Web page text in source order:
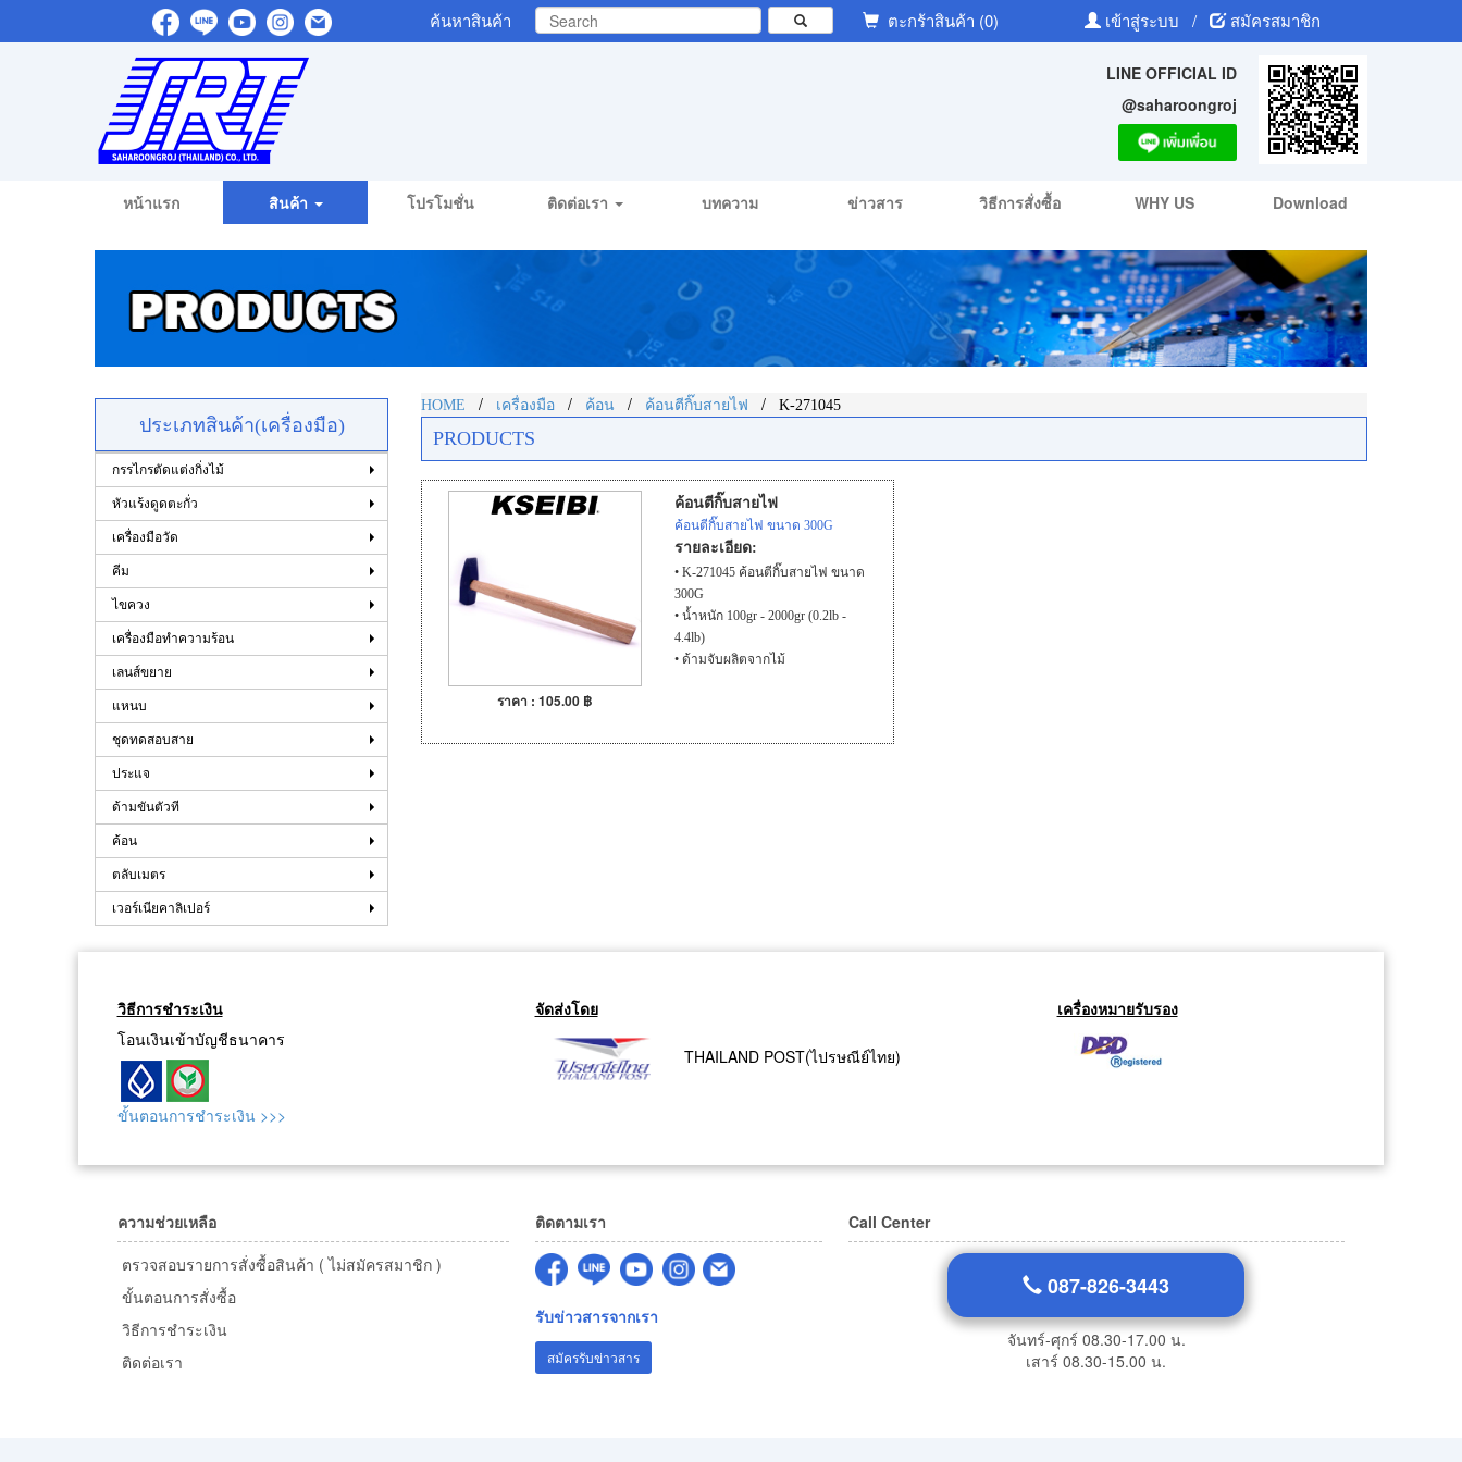
ค้นหาสินค้า ตะกร้าสินค้า (0) เข้าสู่ระบบ / สมัครสมาชิก
LINE OFFICIAL ID
@saharoongroj
หน้าแรก สินค้า โปรโมชั่น ติดต่อเรา บทความ ข่าวสาร วิธีการสั่งซื้อ WHY US Download
ประเภทสินค้า(เครื่องมือ)
กรรไกรตัดแต่งกิ่งไม้
หัวแร้งดูดตะกั่ว
เครื่องมือวัด
คีม
ไขควง
เครื่องมือทำความร้อน
เลนส์ขยาย
แหนบ
ชุดทดสอบสาย
ประแจ
ด้ามขันตัวที
ค้อน
ตลับเมตร
เวอร์เนียคาลิเปอร์
HOME / เครื่องมือ / ค้อน / ค้อนตีกิ๊บสายไฟ / K-271045
PRODUCTS
ค้อนตีกิ๊บสายไฟ
ค้อนตีกิ๊บสายไฟ ขนาด 300G
รายละเอียด:
• K-271045 ค้อนตีกิ๊บสายไฟ ขนาด
300G
• น้ำหนัก 100gr - 2000gr (0.2lb -
4.4lb)
• ด้ามจับผลิตจากไม้
ราคา : 105.00 ฿
วิธีการชำระเงิน
โอนเงินเข้าบัญชีธนาคาร
ขั้นตอนการชำระเงิน >>>
จัดส่งโดย
THAILAND POST(ไปรษณีย์ไทย)
เครื่องหมายรับรอง
ความช่วยเหลือ
ตรวจสอบรายการสั่งซื้อสินค้า ( ไม่สมัครสมาชิก )
ขั้นตอนการสั่งซื้อ
วิธีการชำระเงิน
ติดต่อเรา
ติดตามเรา
รับข่าวสารจากเรา
สมัครรับข่าวสาร
Call Center
087-826-3443
จันทร์-ศุกร์ 08.30-17.00 น.
เสาร์ 08.30-15.00 น.